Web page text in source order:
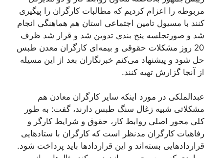
مربوطه را اعزام کردیم که مطالبات کارگران را پیگیری
کنند با مسيول تامین اجتماعی استان هم هماهنگی انجام
شد و صورتجلسه پنج بندی تدوین شد و قرار شد ظرف
20 روز مشکلات حقوقی و بیمه‌ای کارگران معدن طبس
حل شود و پیشنهاد می‌کنم خبرنگاران بعد از این مسيله
از آنجا گزارش تهیه کنند.
عبدالملکی در مورد اینکه سایر کارگران معادن هم
مشکلاتی شبیه زغال سنگ طبس دارند، گفت: به طور
کلی محور اصلی روابط کار، حقوق و شرایط کارگر و
رفاهیات کارگران مدنظر است که کارگران با ستادهایی
قراردادهایی بسته‌اند و این قراردادها باید پرداخت شود.